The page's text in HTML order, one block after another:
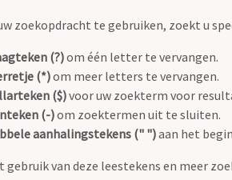
zoekopdracht te gebruiken, zoekt u
(?)om één letter te vervangen.
(*)om meer letters te vervangen.
($)voor uw zoekterm voor
(-)om zoektermen uit te sluiten.
aanhalingstekens (" ")aan het
gebruik van deze leestekens en meer